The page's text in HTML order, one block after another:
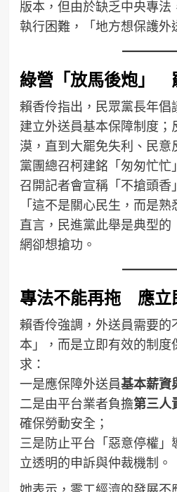
版本，但由於缺乏中央專法
執行困難，「地方想保護外
綠營「放馬後炮」
賴香伶指出，民眾黨長年倡
建立外送員基本保障制度；
漠，直到大罷免失利、民意
黨團總召柯建銘「匆匆忙忙
召開記者會宣稱「不搶頭香
「這不是關心民生，而是
直言，民進黨此舉是典型的
網卻想搶功。
專法不能再拖 應立
賴香伶強調，外送員需要的
本」，而是立即有效的制度
求：
一是應保障外送員基本薪資
二是由平台業者負擔第三人
確保勞動安全；
三是防止平台「惡意停權」
立透明的申訴與仲裁機制。
她表示，零工經濟的發展不